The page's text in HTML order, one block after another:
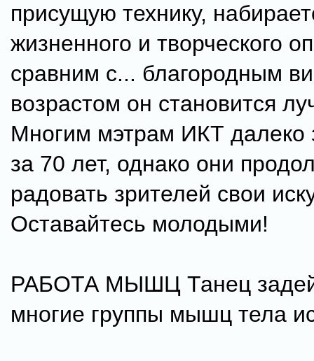
присущую технику,
жизненного и творческого
сравним с... благородным
возрастом он становится
Многим мэтрам ИКТ далеко
за 70 лет, однако они
радовать зрителей свои
Оставайтесь молодыми!
РАБОТА МЫШЦ Танец
многие группы мышц тела